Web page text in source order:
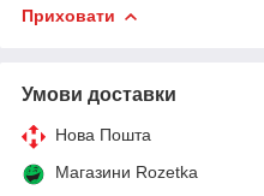
Приховати
Умови доставки
Нова Пошта
Магазини Rozetka